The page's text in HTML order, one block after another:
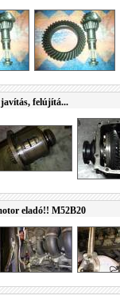
felújítá...
eladó!! M52B20